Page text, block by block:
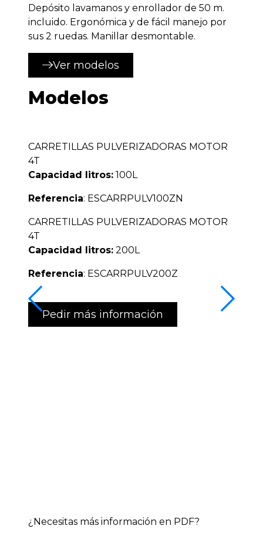
Depósito lavamanos y enrollador de 50 m.
incluido. Ergonómica y de fácil manejo por
sus 2 ruedas. Manillar desmontable.
Ver modelos
Modelos
CARRETILLAS PULVERIZADORAS MOTOR
4T
Capacidad litros: 100L
Referencia: ESCARRPULV100ZN
CARRETILLAS PULVERIZADORAS MOTOR
4T
Capacidad litros: 200L
Referencia: ESCARRPULV200Z
Pedir más información
¿Necesitas más información en PDF?